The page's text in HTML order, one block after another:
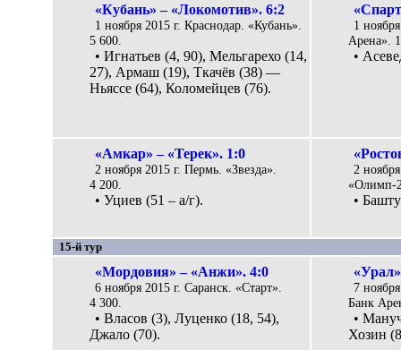
«Кубань» – «Локомотив». 6:2
1 ноября 2015 г. Краснодар. «Кубань».
5 600.
• Игнатьев (4, 90), Мельгарехо (14,
27), Армаш (19), Ткачёв (38) —
Ньяссе (64), Коломейцев (76).
1
Арена».
•
«Амкар» – «Терек». 1:0
2 ноября 2015 г. Пермь. «Звезда».
4 200.
• Уциев (51 – а/г).
2
«Олимп-
•
15-й тур
«Мордовия» – «Анжи». 4:0
6 ноября 2015 г. Саранск. «Старт».
4 300.
• Власов (3), Луценко (18, 54),
Джало (70).
7
Банк
•
Хозин